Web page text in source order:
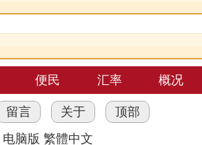
便民 汇率 概况
留言 关于
顶部
电脑版 繁體中文